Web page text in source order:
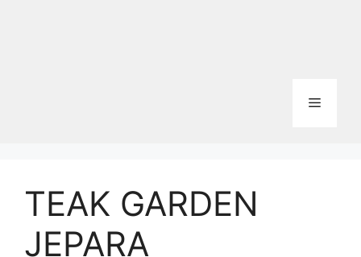
Menu
TEAK GARDEN
JEPARA